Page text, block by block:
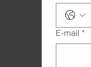
E-mail *